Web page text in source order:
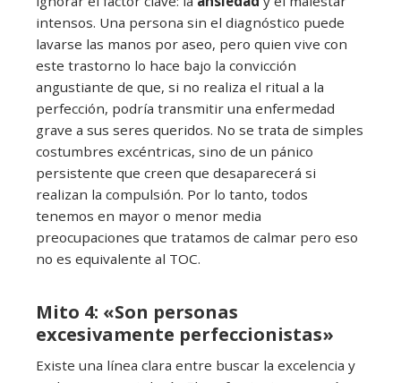
intensos. Una persona sin el diagnóstico puede
lavarse las manos por aseo, pero quien vive con
este trastorno lo hace bajo la convicción
angustiante de que, si no realiza el ritual a la
perfección, podría transmitir una enfermedad
grave a sus seres queridos. No se trata de simples
costumbres excéntricas, sino de un pánico
persistente que creen que desaparecerá si
realizan la compulsión. Por lo tanto, todos
tenemos en mayor o menor media
preocupaciones que tratamos de calmar pero eso
no es equivalente al TOC.
Mito 4: «Son personas
excesivamente perfeccionistas»
Existe una línea clara entre buscar la excelencia y